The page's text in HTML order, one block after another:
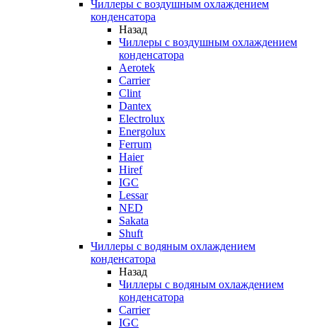
Чиллеры с воздушным охлаждением
конденсатора
Назад
Чиллеры с воздушным охлаждением
конденсатора
Aerotek
Carrier
Clint
Dantex
Electrolux
Energolux
Ferrum
Haier
Hiref
IGC
Lessar
NED
Sakata
Shuft
Чиллеры с водяным охлаждением
конденсатора
Назад
Чиллеры с водяным охлаждением
конденсатора
Carrier
IGC